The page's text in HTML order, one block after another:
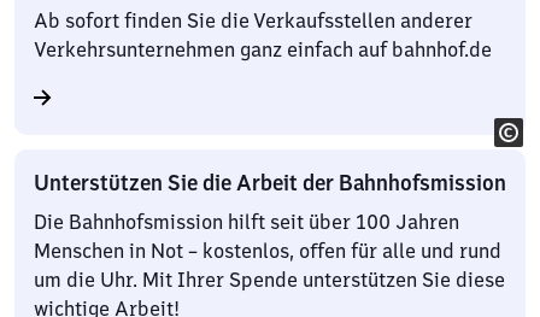
Ab sofort finden Sie die Verkaufsstellen anderer
Verkehrsunternehmen ganz einfach auf bahnhof.de
Unterstützen Sie die Arbeit der Bahnhofsmission
Die Bahnhofsmission hilft seit über 100 Jahren
Menschen in Not – kostenlos, offen für alle und rund
um die Uhr. Mit Ihrer Spende unterstützen Sie diese
wichtige Arbeit!